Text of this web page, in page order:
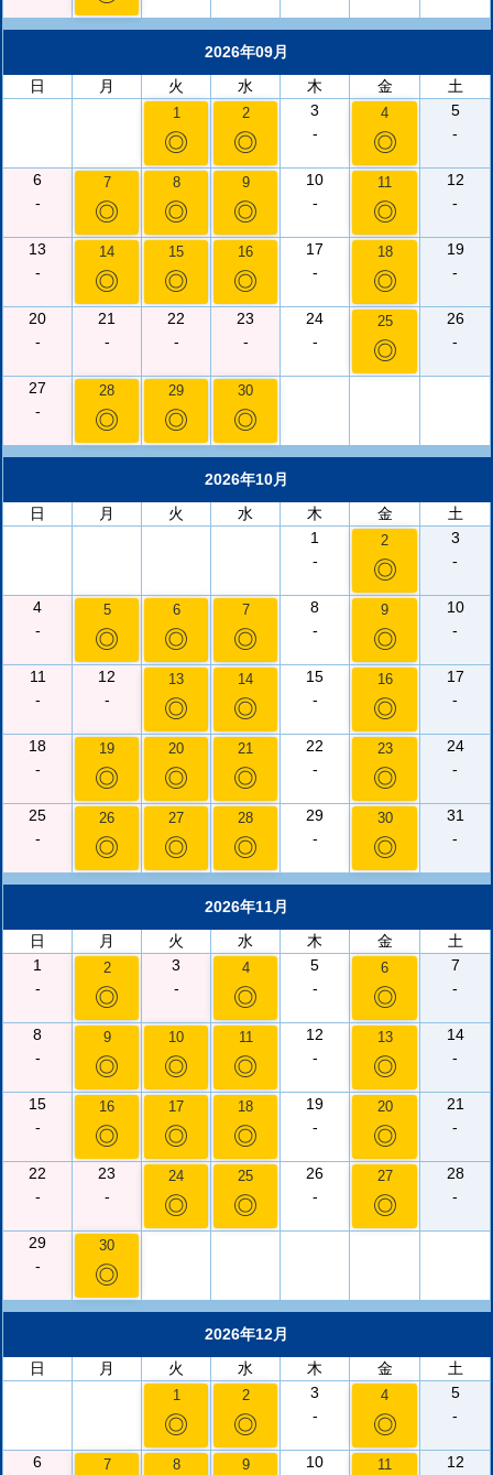
2026年09月
日
月 火 水 木 金 土
1
◎
2
◎
3
-
4
◎
5
-
6
-
7
◎
8
◎
9
◎
10
-
11
◎
12
-
13
-
14
◎
15
◎
16
◎
17
-
18
◎
19
-
20
-
21
-
22
-
23
-
24
-
25
◎
26
-
27
-
28
◎
29
◎
30
◎
2026年10月
日
月 火 水 木 金
土
1
-
2
◎
3
-
4
-
5
◎
6
◎
7
◎
8
-
9
◎
10
-
11
-
12
-
13
◎
14
◎
15
-
16
◎
17
-
18
-
19
◎
20
◎
21
◎
22
-
23
◎
24
-
25
-
26
◎
27
◎
28
◎
29
-
30
◎
31
-
2026年11月
日
月 火 水 木 金
土
1
-
2
◎
3
-
4
◎
5
-
6
◎
7
-
8
-
9
◎
10
◎
11
◎
12
-
13
◎
14
-
15
-
16
◎
17
◎
18
◎
19
-
20
◎
21
-
22
-
23
-
24
◎
25
◎
26
-
27
◎
28
-
29
-
30
◎
2026年12月
日
月 火 水 木 金 土
1
◎
2
◎
3
-
4
◎
5
-
6
7 8 9
10
11
12